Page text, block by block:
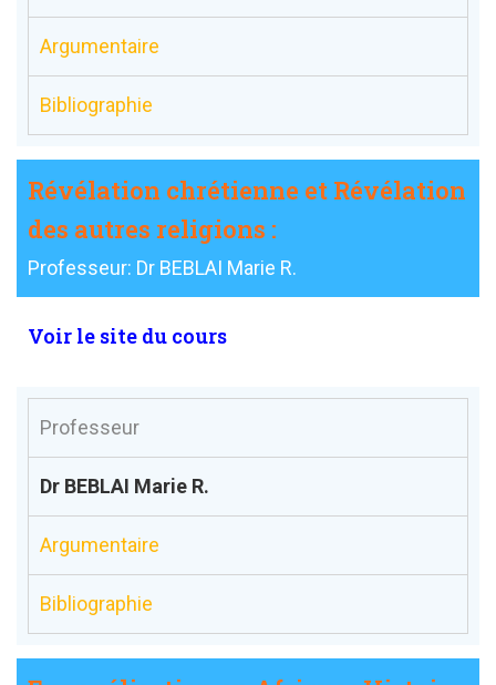
Argumentaire
Bibliographie
Révélation chrétienne et Révélation
des autres religions :
Professeur: Dr BEBLAI Marie R.
Voir le site du cours
Professeur
Dr BEBLAI Marie R.
Argumentaire
Bibliographie